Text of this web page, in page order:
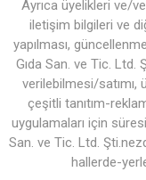
Ayrıca üyelikleri ve/
iletişim bilgileri ve
yapılması,
Gıda San. ve Tic. Ltd.
verilebilmesi/
çeşitli tanıtım-
uygulamaları için
San. ve Tic. Ltd.
hallerde-